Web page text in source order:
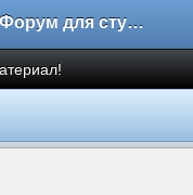
Форум для студента СГА